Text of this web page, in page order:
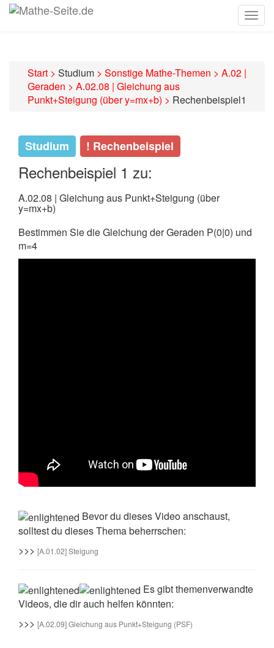
Start > Studium > Sonstige Mathe-Themen > A.02 |
Geraden > A.02.08 | Gleichung aus
Punkt+Steigung (über y=mx+b) > Rechenbeispiel1
Studium ! Rechenbeispiel
Rechenbeispiel 1 zu:
A.02.08 | Gleichung aus Punkt+Steigung (über
y=mx+b)
Bestimmen Sie die Gleichung der Geraden P(0|0) und
m=4
Bevor du dieses Video anschaust,
solltest du dieses Thema beherrschen:
>>> [A.01.02] Steigung
Es gibt themenverwandte
Videos, die dir auch helfen könnten:
>>> [A.02.09] Gleichung aus Punkt+Steigung (PSF)